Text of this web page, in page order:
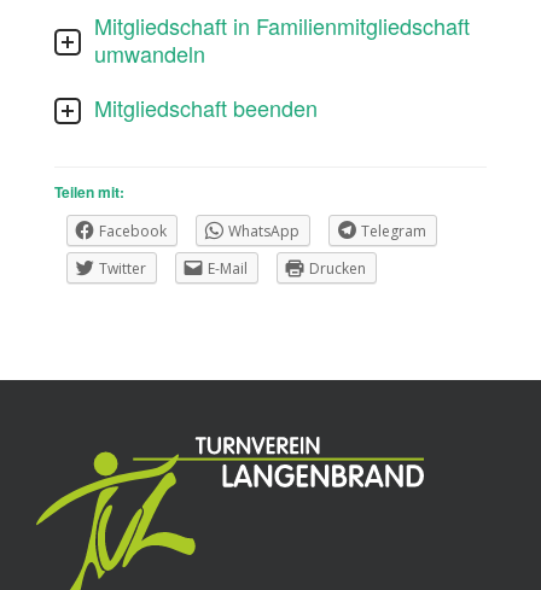
Mitgliedschaft in Familienmitgliedschaft
umwandeln
Mitgliedschaft beenden
Teilen mit:
Facebook WhatsApp
Telegram
Twitter
E-Mail Drucken